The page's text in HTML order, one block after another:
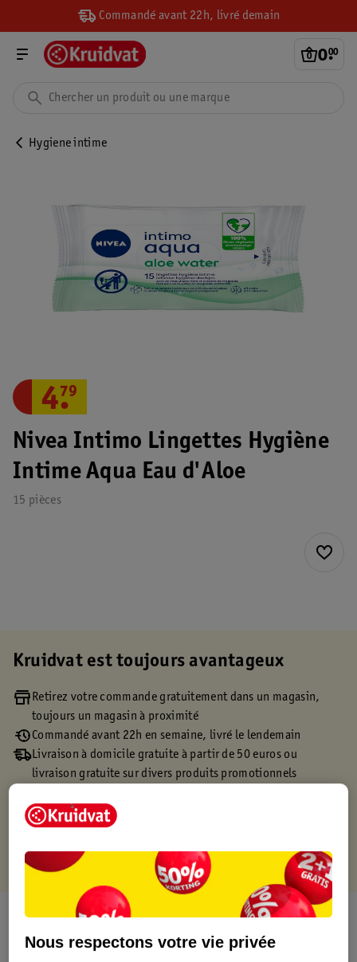
Commandé avant 22h, livré demain
0.
00
Hygiene intime
Nivea Intimo Lingettes Hygiène
Intime Aqua Eau d'Aloe
15 pièces
4.
79
Kruidvat est toujours avantageux
Retirez votre commande gratuitement dans un magasin,
toujours un magasin à proximité
Commandé avant 22h en semaine, livré le lendemain
Livraison à domicile gratuite à partir de 50 euros ou
livraison gratuite sur divers produits promotionnels
Points gratuits avec ta carte Kruidvat
À propos de ce produit
Informations relatives au produit
Nous respectons votre vie privée